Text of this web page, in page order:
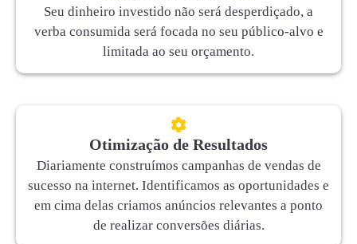
Seu dinheiro investido não será desperdiçado, a
verba consumida será focada no seu público-alvo e
limitada ao seu orçamento.
Otimização de Resultados
Diariamente construímos campanhas de vendas de
sucesso na internet. Identificamos as oportunidades e
em cima delas criamos anúncios relevantes a ponto
de realizar conversões diárias.